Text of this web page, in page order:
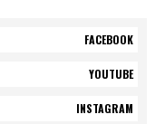
FACEBOOK
YOUTUBE
INSTAGRAM